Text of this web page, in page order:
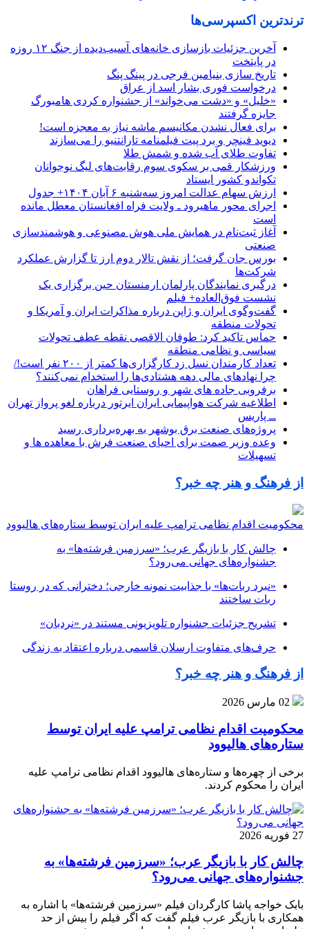
ترندترین اکسپرسی‌ها
آخرین جزئیات بازسازی خانه‌های آسیب‌دیده از جنگ ۱۲ روزه
در پایتخت
تاریخ سازی بنیامین فرجی در پینگ پنگ
درخواست فوری بشار اسد از عراق
«خلیل» و «دشت می‌خواند» از جشنواره کردی هامبورگ
جایزه گرفتند
برای فعال نشدن مکانیسم ماشه نیاز به معجزه است!
دیوید فینچر و برد پیت فیلمنامه تارانتنیو را می‌سازند
تفاوت طلای آب شده و شمش طلا
ورزشکار قمی بر سکوی سوم رقابت‌های لیگ نوجوانان
تکواندو کشور ایستاد
ارزش سهام عدالت امروز سه‌شنبه ۶ آبان ۱۴۰۴+ جدول
اجرای محور ماهیرود ـ ولایت فراه افغانستان ‌معطل مانده
است
آغاز ثبت‌نام در همایش ملی هوش مصنوعی و هوشمندسازی
صنعتی
بورس جان گرفت؛ از نقش تالار دوم ارز تا گزارش عملکرد
شرکت‌ها
درگیری نمایندگان پارلمان ارمنستان حین برگزاری یک
نشست فوق‌العاده+ فیلم
گفت‌وگوی ایران و ژاپن درباره مذاکرات ایران و آمریکا و
تحولات منطقه
حماس تاکید کرد: طوفان الاقصی نقطه عطف تحولات
سیاسی و نظامی منطقه
تعداد کارمندان نسل زد کارگزاری‌ها کمتر از ۲۰۰ نفر است!/
چرا نهاد‌های مالی دهه هشتادی‌ها را استخدام نمی‌کنند؟
برفروبی جاده های شهر و روستایی فراهان
اطلاعیه شرکت هواپیمایی ایران ایرتور درباره لغو پرواز تهران
ــ پاریس
پروژه‌های صنعت برق بوشهر به بهره‌برداری رسید
وعده وزیر صمت برای احیای صنعت فرش با معاهده ها و
تسهیلات
از فرهنگ و هنر چه خبر؟
محکومیت اقدام نظامی ترامپ علیه ایران توسط ستاره‌های هالیوود
چالش کار با بازیگر عرب؛ «سرزمین فرشته‌ها» به
جشنواره‌های جهانی می‌رود؟
«نبرد ربات‌ها» با جذابیت نمونه خارجی؛ دخترانی که در روستا
ربات ساختند
تشریح جزئیات جشنواره‌ تلویزیونی مستند در «نردبان»
حرف‌های متفاوت ارسلان قاسمی درباره اعتقاد به زندگی
از فرهنگ و هنر چه خبر؟
02 مارس 2026
محکومیت اقدام نظامی ترامپ علیه ایران توسط
ستاره‌های هالیوود
برخی از چهره‌ها و ستاره‌های هالیوود اقدام نظامی ترامپ علیه
ایران را محکوم کردند.
27 فوریه 2026
چالش کار با بازیگر عرب؛ «سرزمین فرشته‌ها» به
جشنواره‌های جهانی می‌رود؟
بابک خواجه پاشا کارگردان فیلم «سرزمین فرشته‌ها» با اشاره به
همکاری با بازیگر عرب فیلم گفت که اگر فیلم را بیش از حد